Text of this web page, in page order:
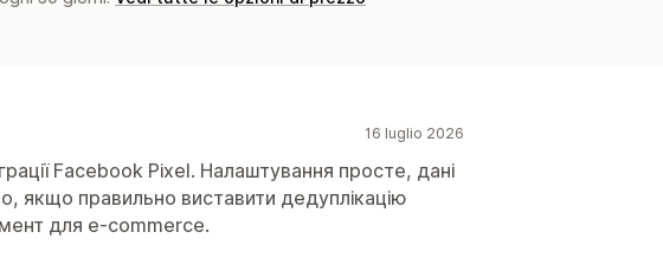
16 luglio 2026
Facebook Pixel. Налаштування просте, дані
якщо правильно виставити дедуплікацію
для e-commerce.